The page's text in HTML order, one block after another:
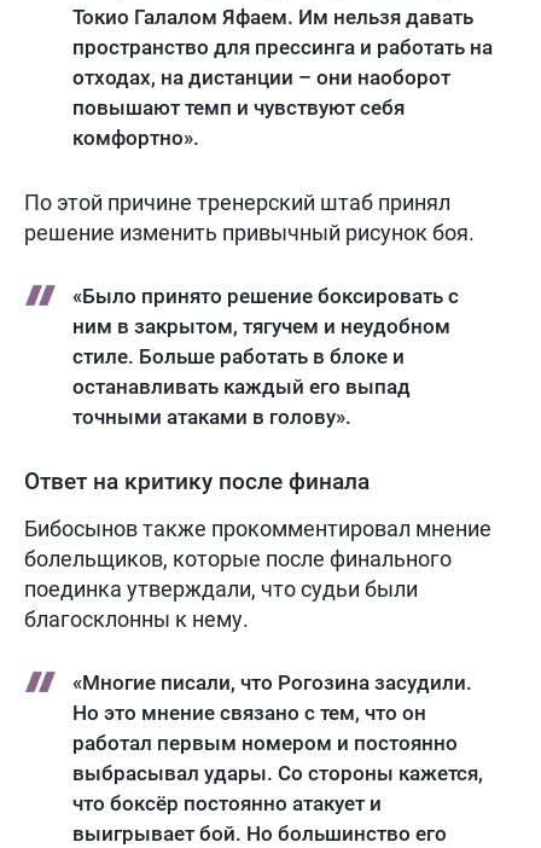
Токио Галалом Яфаем. Им нельзя давать
пространство для прессинга и работать на
отходах, на дистанции – они наоборот
повышают темп и чувствуют себя
комфортно».
По этой причине тренерский штаб принял
решение изменить привычный рисунок боя.
«Было принято решение боксировать с
ним в закрытом, тягучем и неудобном
стиле. Больше работать в блоке и
останавливать каждый его выпад
точными атаками в голову».
Ответ на критику после финала
Бибосынов также прокомментировал мнение
болельщиков, которые после финального
поединка утверждали, что судьи были
благосклонны к нему.
«Многие писали, что Рогозина засудили.
Но это мнение связано с тем, что он
работал первым номером и постоянно
выбрасывал удары. Со стороны кажется,
что боксёр постоянно атакует и
выигрывает бой. Но большинство его